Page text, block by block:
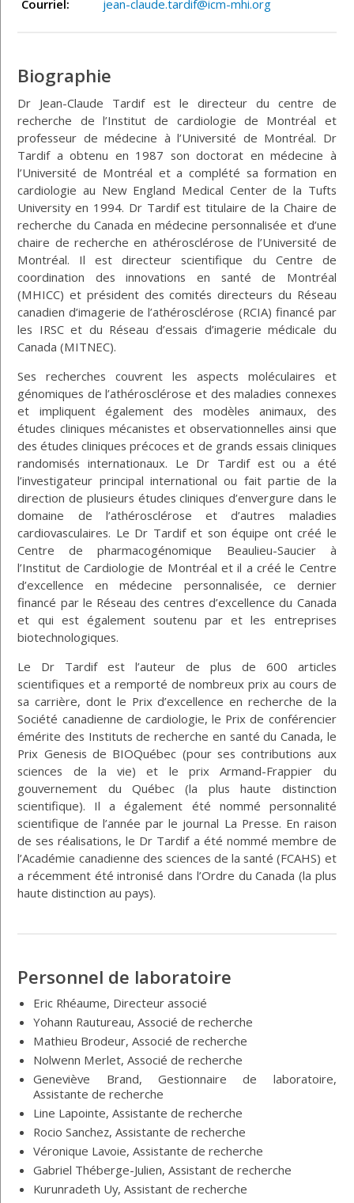
Courriel:
jean-claude.tardif@icm-mhi.org
Biographie
Dr Jean-Claude Tardif est le directeur du centre de
recherche de l’Institut de cardiologie de Montréal et
professeur de médecine à l’Université de Montréal. Dr
Tardif a obtenu en 1987 son doctorat en médecine à
l’Université de Montréal et a complété sa formation en
cardiologie au New England Medical Center de la Tufts
University en 1994. Dr Tardif est titulaire de la Chaire de
recherche du Canada en médecine personnalisée et d’une
chaire de recherche en athérosclérose de l’Université de
Montréal. Il est directeur scientifique du Centre de
coordination des innovations en santé de Montréal
(MHICC) et président des comités directeurs du Réseau
canadien d’imagerie de l’athérosclérose (RCIA) financé par
les IRSC et du Réseau d’essais d’imagerie médicale du
Canada (MITNEC).
Ses recherches couvrent les aspects moléculaires et
génomiques de l’athérosclérose et des maladies connexes
et impliquent également des modèles animaux, des
études cliniques mécanistes et observationnelles ainsi que
des études cliniques précoces et de grands essais cliniques
randomisés internationaux. Le Dr Tardif est ou a été
l’investigateur principal international ou fait partie de la
direction de plusieurs études cliniques d’envergure dans le
domaine de l’athérosclérose et d’autres maladies
cardiovasculaires. Le Dr Tardif et son équipe ont créé le
Centre de pharmacogénomique Beaulieu-Saucier à
l’Institut de Cardiologie de Montréal et il a créé le Centre
d’excellence en médecine personnalisée, ce dernier
financé par le Réseau des centres d’excellence du Canada
et qui est également soutenu par et les entreprises
biotechnologiques.
Le Dr Tardif est l’auteur de plus de 600 articles
scientifiques et a remporté de nombreux prix au cours de
sa carrière, dont le Prix d’excellence en recherche de la
Société canadienne de cardiologie, le Prix de conférencier
émérite des Instituts de recherche en santé du Canada, le
Prix Genesis de BIOQuébec (pour ses contributions aux
sciences de la vie) et le prix Armand-Frappier du
gouvernement du Québec (la plus haute distinction
scientifique). Il a également été nommé personnalité
scientifique de l’année par le journal La Presse. En raison
de ses réalisations, le Dr Tardif a été nommé membre de
l’Académie canadienne des sciences de la santé (FCAHS) et
a récemment été intronisé dans l’Ordre du Canada (la plus
haute distinction au pays).
Personnel de laboratoire
Eric Rhéaume, Directeur associé
Yohann Rautureau, Associé de recherche
Mathieu Brodeur, Associé de recherche
Nolwenn Merlet, Associé de recherche
Geneviève Brand, Gestionnaire de laboratoire,
Assistante de recherche
Line Lapointe, Assistante de recherche
Rocio Sanchez, Assistante de recherche
Véronique Lavoie, Assistante de recherche
Gabriel Théberge-Julien, Assistant de recherche
Kurunradeth Uy, Assistant de recherche